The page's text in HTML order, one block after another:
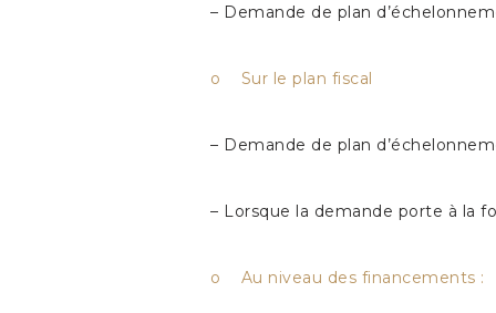
– Demande de plan
o Sur le plan fiscal
– Demande de plan
– Lorsque la demande porte à la
o Au niveau des financements :